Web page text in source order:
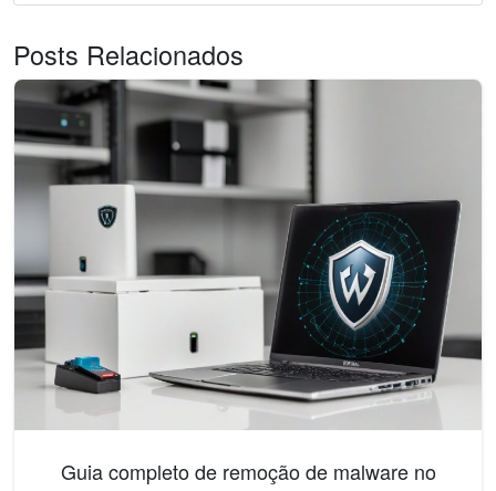
Posts Relacionados
Guia completo de remoção de malware no